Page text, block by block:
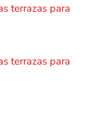
terrazas para
terrazas para